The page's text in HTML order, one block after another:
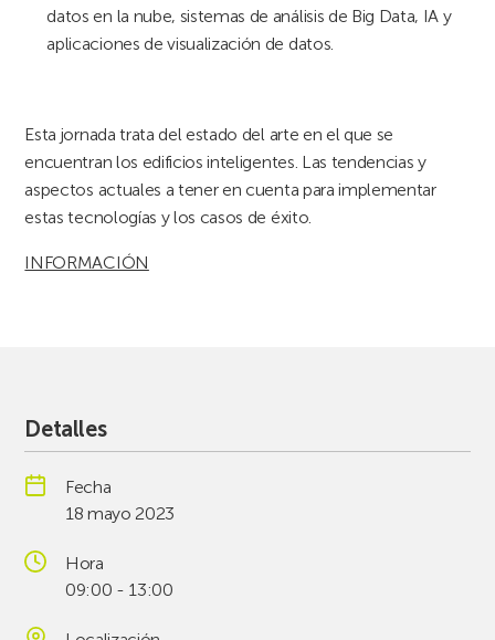
datos en la nube, sistemas de análisis de Big Data, IA y
aplicaciones de visualización de datos.
Esta jornada trata del estado del arte en el que se
encuentran los edificios inteligentes. Las tendencias y
aspectos actuales a tener en cuenta para implementar
estas tecnologías y los casos de éxito.
INFORMACIÓN
Detalles
Fecha
18 mayo 2023
Hora
09:00 - 13:00